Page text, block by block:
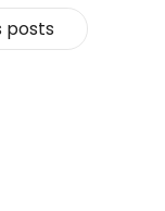
posts